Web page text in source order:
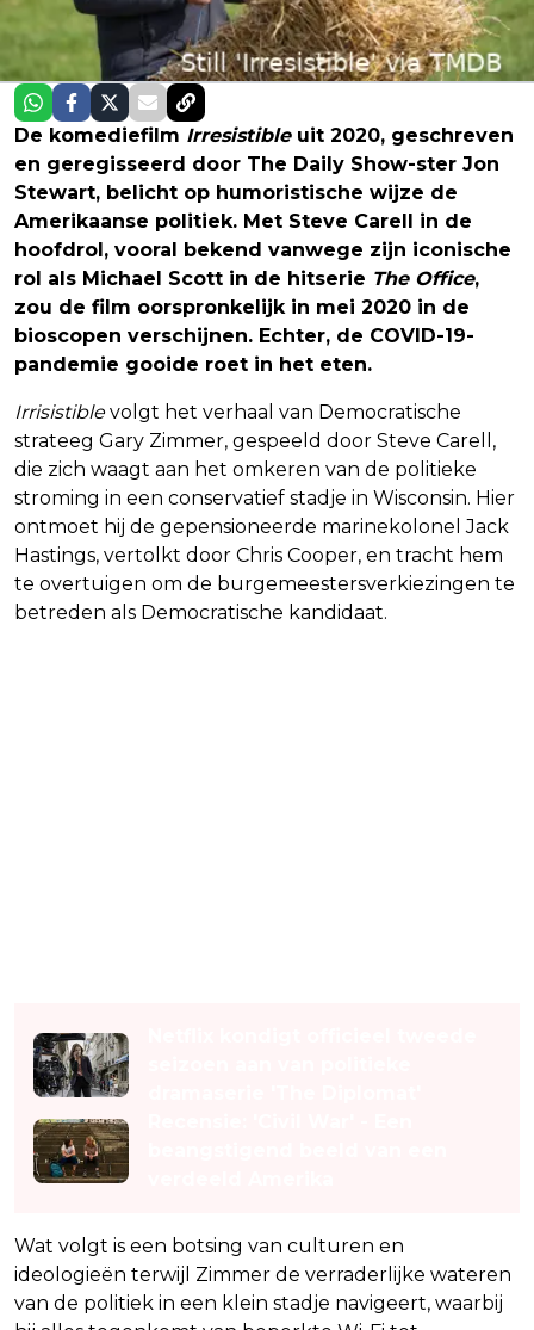
De komediefilm Irresistibleuit 2020, geschreven
en geregisseerd door The Daily Show-ster Jon
Stewart, belicht op humoristische wijze de
Amerikaanse politiek. Met Steve Carell in de
hoofdrol, vooral bekend vanwege zijn iconische
rol als Michael Scott in de hitserie The Office,
zou de film oorspronkelijk in mei 2020 in de
bioscopen verschijnen. Echter, de COVID-19-
pandemie gooide roet in het eten.
Irrisistiblevolgt het verhaal van Democratische
strateeg Gary Zimmer, gespeeld door Steve Carell,
die zich waagt aan het omkeren van de politieke
stroming in een conservatief stadje in Wisconsin. Hier
ontmoet hij de gepensioneerde marinekolonel Jack
Hastings, vertolkt door Chris Cooper, en tracht hem
te overtuigen om de burgemeestersverkiezingen te
betreden als Democratische kandidaat.
Wat volgt is een botsing van culturen en
ideologieën terwijl Zimmer de verraderlijke wateren
van de politiek in een klein stadje navigeert, waarbij